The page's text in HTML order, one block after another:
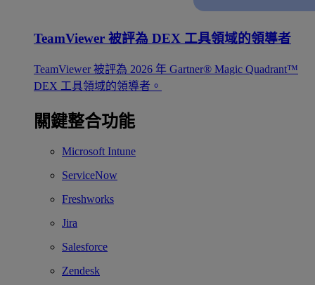
TeamViewer 被評為 DEX 工具領域的領導者
TeamViewer 被評為 2026 年 Gartner® Magic Quadrant™
DEX 工具領域的領導者。
關鍵整合功能
Microsoft Intune
ServiceNow
Freshworks
Jira
Salesforce
Zendesk